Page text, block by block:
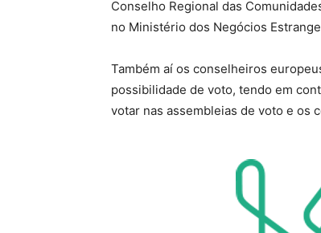
Conselho Regional das
no Ministério dos Negócios
Também aí os conselheiros
possibilidade de voto, tendo em
votar nas assembleias de voto e os